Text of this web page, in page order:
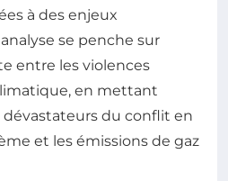
à des enjeux
se penche sur
entre les violences
en mettant
dévastateurs du conflit en
et les émissions de gaz